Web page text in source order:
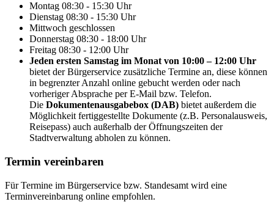
Montag 08:30 - 15:30 Uhr
Dienstag 08:30 - 15:30 Uhr
Mittwoch geschlossen
Donnerstag 08:30 - 18:00 Uhr
Freitag 08:30 - 12:00 Uhr
Jeden ersten Samstag im Monat von 10:00 – 12:00 Uhr
bietet der Bürgerservice zusätzliche Termine an, diese können
in begrenzter Anzahl online gebucht werden oder nach
vorheriger Absprache per E-Mail bzw. Telefon.
Die Dokumentenausgabebox (DAB) bietet außerdem die
Möglichkeit fertiggestellte Dokumente (z.B. Personalausweis,
Reisepass) auch außerhalb der Öffnungszeiten der
Stadtverwaltung abholen zu können.
Termin vereinbaren
Für Termine im Bürgerservice bzw. Standesamt wird eine
Terminvereinbarung online empfohlen.